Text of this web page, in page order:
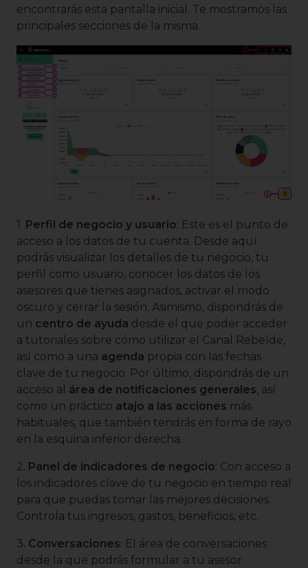
encontrarás esta pantalla inicial. Te mostramos las
principales secciones de la misma.
1. Perfil de negocio y usuario: Este es el punto de
acceso a los datos de tu cuenta. Desde aquí
podrás visualizar los detalles de tu negocio, tu
perfil como usuario, conocer los datos de los
asesores que tienes asignados, activar el modo
oscuro y cerrar la sesión. Asimismo, dispondrás de
un centro de ayuda desde el que poder acceder
a tutoriales sobre cómo utilizar el Canal Rebelde,
así como a una agenda propia con las fechas
clave de tu negocio. Por último, dispondrás de un
acceso al área de notificaciones generales, así
como un práctico atajo a las acciones más
habituales, que también tendrás en forma de rayo
en la esquina inferior derecha.
2. Panel de indicadores de negocio: Con acceso a
los indicadores clave de tu negocio en tiempo real
para que puedas tomar las mejores decisiones.
Controla tus ingresos, gastos, beneficios, etc.
3. Conversaciones: El área de conversaciones
desde la que podrás formular a tu asesor